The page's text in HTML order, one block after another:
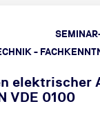
-
elektrischer
VDE 0100